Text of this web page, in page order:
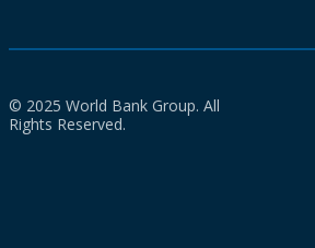
© 2025 World Bank Group. All
Rights Reserved.